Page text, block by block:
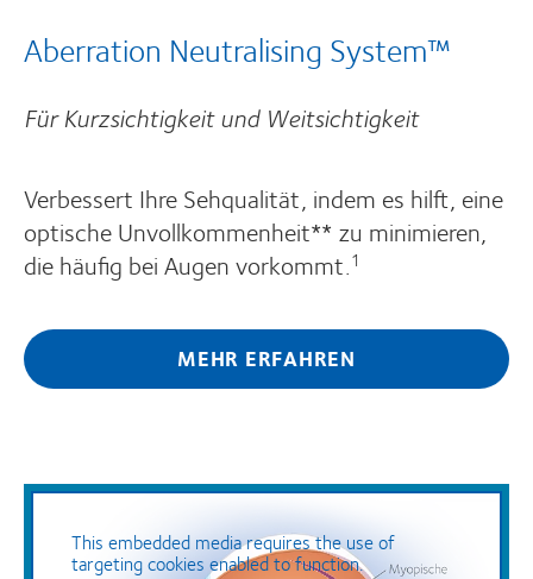
Aberration Neutralising System™
Für Kurzsichtigkeit und Weitsichtigkeit
Verbessert Ihre Sehqualität, indem es hilft, eine
optische Unvollkommenheit** zu minimieren,
die häufig bei Augen vorkommt.1
MEHR ERFAHREN
This embedded media requires the use of
targeting cookies enabled to function.